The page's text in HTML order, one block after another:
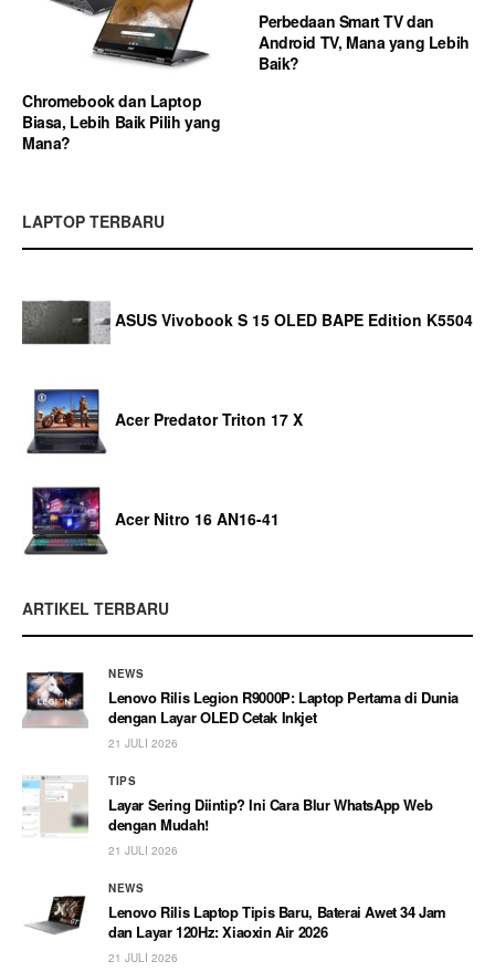
Chromebook dan Laptop
Biasa, Lebih Baik Pilih yang
Mana?
Perbedaan Smart TV dan
Android TV, Mana yang Lebih
Baik?
LAPTOP TERBARU
ASUS Vivobook S 15 OLED BAPE Edition K5504
Acer Predator Triton 17 X
Acer Nitro 16 AN16-41
ARTIKEL TERBARU
NEWS
Lenovo Rilis Legion R9000P: Laptop Pertama di Dunia
dengan Layar OLED Cetak Inkjet
21 JULI 2026
TIPS
Layar Sering Diintip? Ini Cara Blur WhatsApp Web
dengan Mudah!
21 JULI 2026
NEWS
Lenovo Rilis Laptop Tipis Baru, Baterai Awet 34 Jam
dan Layar 120Hz: Xiaoxin Air 2026
21 JULI 2026